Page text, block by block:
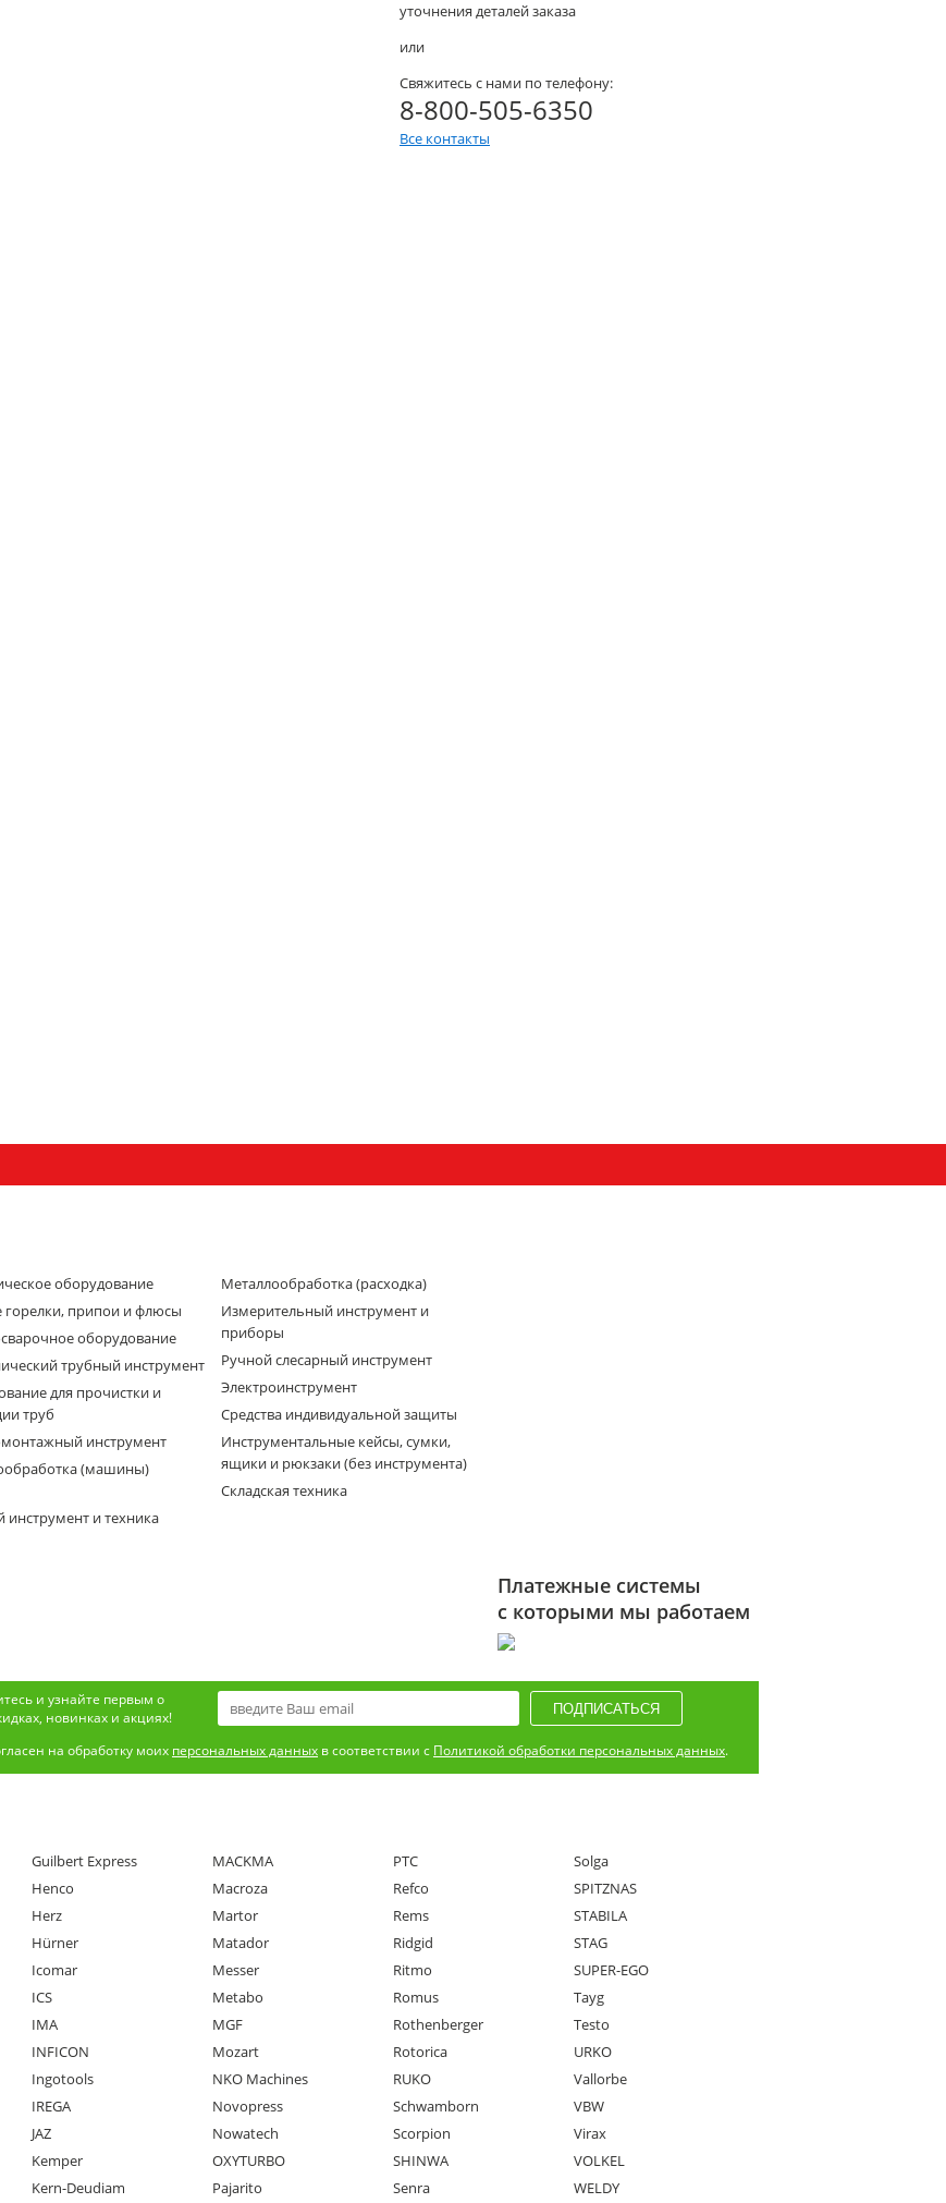
уточнения деталей заказа
или
Свяжитесь с нами по телефону:
8-800-505-6350
Все контакты
оборудование
горелки, припои и флюсы
оборудование
трубный инструмент
для прочистки и
труб
инструмент
(машины)
Металлообработка (расходка)
Измерительный инструмент и
приборы
Ручной слесарный инструмент
Электроинструмент
Средства индивидуальной защиты
Инструментальные кейсы, сумки,
ящики и рюкзаки (без инструмента)
Складская техника
инструмент и техника
Платежные системы
с которыми мы работаем
и узнайте первым о
новинках и акциях!
на обработку моих персональных данных в соответствии с Политикой обработки персональных данных.
Guilbert Express
Henco
Herz
Hürner
Icomar
ICS
IMA
INFICON
Ingotools
IREGA
JAZ
Kemper
Kern-Deudiam
MACKMA
Macroza
Martor
Matador
Messer
Metabo
MGF
Mozart
NKO Machines
Novopress
Nowatech
OXYTURBO
Pajarito
PTC
Refco
Rems
Ridgid
Ritmo
Romus
Rothenberger
Rotorica
RUKO
Schwamborn
Scorpion
SHINWA
Senra
Solga
SPITZNAS
STABILA
STAG
SUPER-EGO
Tayg
Testo
URKO
Vallorbe
VBW
Virax
VOLKEL
WELDY